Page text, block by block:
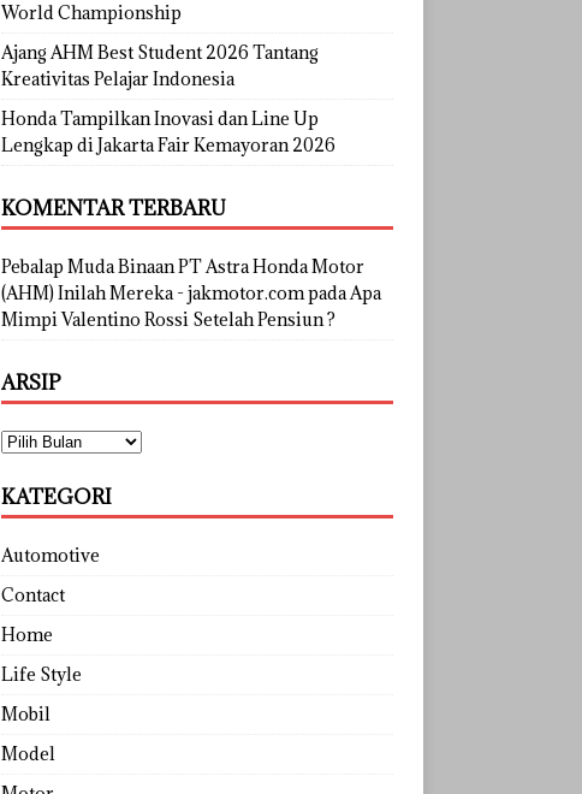
World Championship
Ajang AHM Best Student 2026 Tantang
Kreativitas Pelajar Indonesia
Honda Tampilkan Inovasi dan Line Up
Lengkap di Jakarta Fair Kemayoran 2026
KOMENTAR TERBARU
Pebalap Muda Binaan PT Astra Honda Motor
(AHM) Inilah Mereka - jakmotor.compadaApa
Mimpi Valentino Rossi Setelah Pensiun ?
ARSIP
KATEGORI
Automotive
Contact
Home
Life Style
Mobil
Model